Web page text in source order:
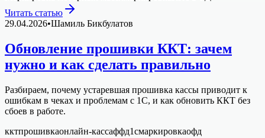
Читать статью
29.04.2026•Шамиль Бикбулатов
Обновление прошивки ККТ: зачем
нужно и как сделать правильно
Разбираем, почему устаревшая прошивка кассы приводит к
ошибкам в чеках и проблемам с 1С, и как обновить ККТ без
сбоев в работе.
кктпрошивкаонлайн-кассаффд1смаркировкаофд